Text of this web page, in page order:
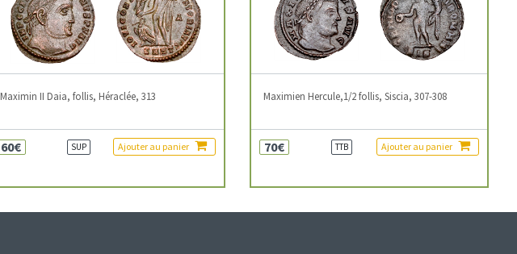
Maximin II Daia, follis, Héraclée, 313
60€ SUP Ajouter au panier
Maximien Hercule,1/2 follis, Siscia, 307-308
70€ TTB Ajouter au panier